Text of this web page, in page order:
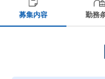
募集内容 勤務